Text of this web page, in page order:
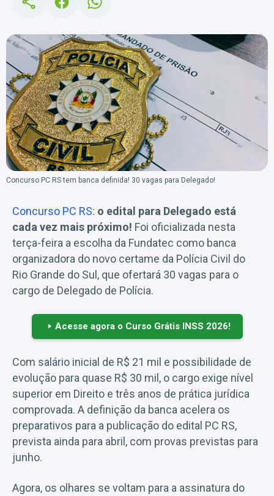
Concurso PC RS tem banca definida! 30 vagas para Delegado!
Concurso PC RS: o edital para Delegado está
cada vez mais próximo! Foi oficializada nesta
terça-feira a escolha da Fundatec como banca
organizadora do novo certame da Polícia Civil do
Rio Grande do Sul, que ofertará 30 vagas para o
cargo de Delegado de Polícia.
Acesse agora o Curso Grátis INSS 2026!
Com salário inicial de R$ 21 mil e possibilidade de
evolução para quase R$ 30 mil, o cargo exige nível
superior em Direito e três anos de prática jurídica
comprovada. A definição da banca acelera os
preparativos para a publicação do edital PC RS,
prevista ainda para abril, com provas previstas para
junho.
Agora, os olhares se voltam para a assinatura do